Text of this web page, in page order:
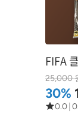
FIFA
25,000
30%
0.0